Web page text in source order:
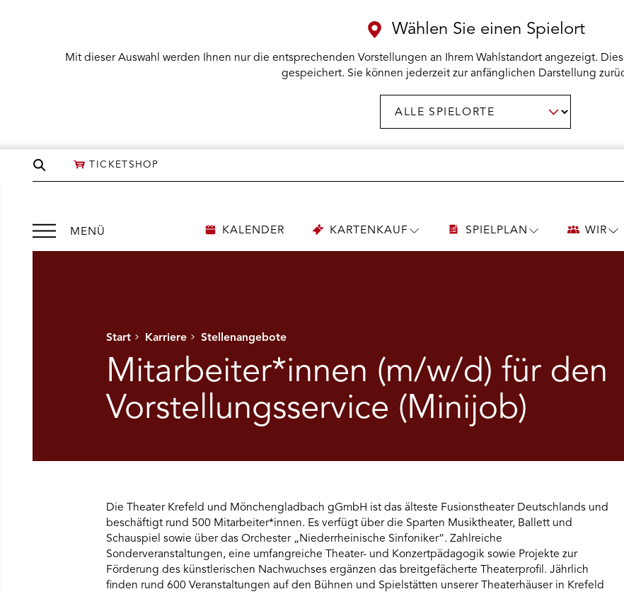
Seite
TICKETSHOP
Wählen Sie einen Spielort
Mit dieser Auswahl werden Ihnen nur die entsprechenden Vorstellungen an Ihrem Wahlstandort angezeigt.
gespeichert. Sie können jederzeit zur anfänglichen Darstellung
MENÜ
Menü
öffnen
SPIELPLAN ÖFFNEN
BESUCH ÖFFNEN
KALENDER KARTENKAUF UNTERMENÜSPIELPLAN UNTERMENÜ
WIR
Start Karriere Stellenangebote
Mitarbeiter*innen (m/w/d) für den
Vorstellungsservice (Minijob)
Die Theater Krefeld und Mönchengladbach gGmbH ist das älteste Fusionstheater Deutschlands und
beschäftigt rund 500 Mitarbeiter*innen. Es verfügt über die Sparten Musiktheater, Ballett und
Schauspiel sowie über das Orchester „Niederrheinische Sinfoniker“. Zahlreiche
Sonderveranstaltungen, eine umfangreiche Theater- und Konzertpädagogik sowie Projekte zur
Förderung des künstlerischen Nachwuchses ergänzen das breitgefächerte Theaterprofil. Jährlich
finden rund 600 Veranstaltungen auf den Bühnen und Spielstätten unserer Theaterhäuser in Krefeld